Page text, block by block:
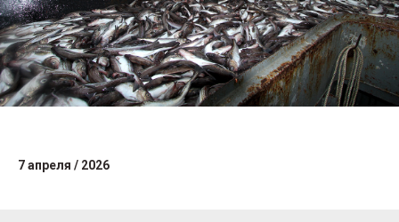
7 апреля / 2026